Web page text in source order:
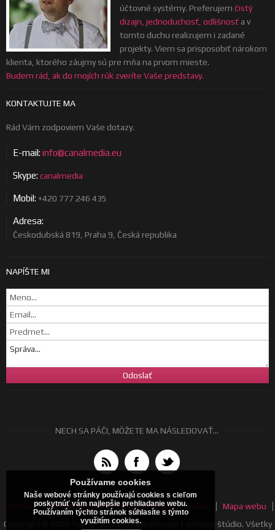
účtovné systémy. Preferujem čistý
dizajn, jednoduchosť, odlišnosť a v
tomto duchu realizujem i zadané
projekty. Viem sa prisposobiť nárokom
klienta, ktorého záujmy sú pre mňa na prvom mieste.
Budem rád, ak do mojích rúk zveríte Vaše predstavy.
KONTAKTUJTE MA
Rád Vám zodpoviem Vaše dotazy.
E-mail:info@canalmedia.eu
Skype:canalmedia
Mobil:+420 777 246 435
Adresa:
Českodubská 819, Praha 9, Česká republika
NAPÍŠTE MI
NECH SA PÁČI, MÔŽETE MA NÁSLEDOVAŤ...
Všeobecné obchodné podmienky Cenník
Mapa webu
Copyright © 2026 Tomáš Jurčaga | canalmedia | webové štúdio. Všetky
Používame cookies
Naše webové stránky používajú cookies s cieľom
poskytnúť vám najlepšie prehliadanie webu.
Používaním týchto stránok súhlasíte s týmto
využitím cookies.